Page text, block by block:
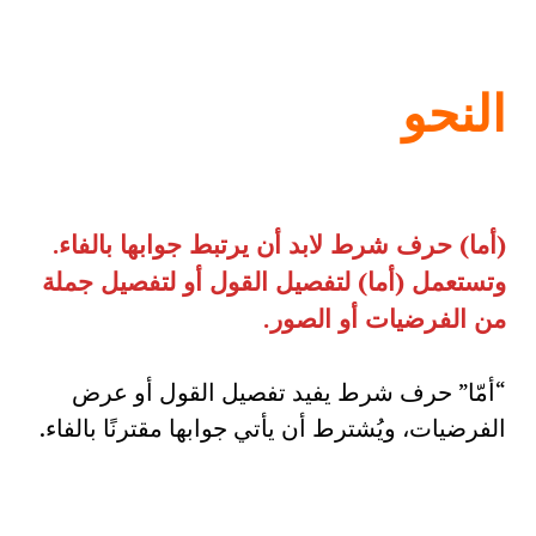
النحو
(أما) حرف شرط لابد أن يرتبط جوابها بالفاء.
وتستعمل (أما) لتفصيل القول أو لتفصيل جملة
من الفرضيات أو الصور .
“أمّا” حرف شرط يفيد تفصيل القول أو عرض
الفرضيات، ويُشترط أن يأتي جوابها مقترنًا بالفاء.